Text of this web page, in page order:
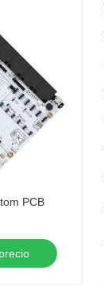
PCB